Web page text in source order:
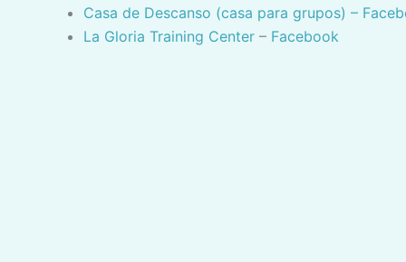
Casa de Descanso (casa para grupos) –
La Gloria Training Center – Facebook